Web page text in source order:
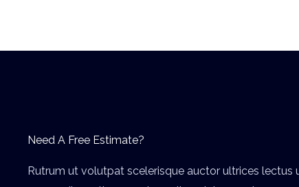
Need A Free Estimate?
Rutrum ut volutpat scelerisque auctor ultrices lectus